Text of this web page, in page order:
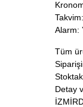
Alarm:
Tüm
Detay